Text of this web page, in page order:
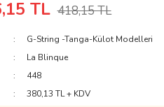
TL 418,15 TL
G-String -Tanga-Külot Modelleri
La Blinque
448
380,13 TL + KDV